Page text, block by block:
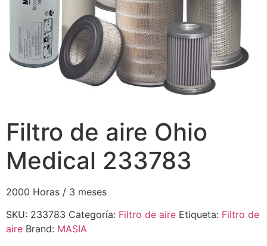
Filtro de aire Ohio
Medical 233783
2000 Horas / 3 meses
SKU: 233783 Categoría: Filtro de aire Etiqueta: Filtro de
aire Brand: MASIA